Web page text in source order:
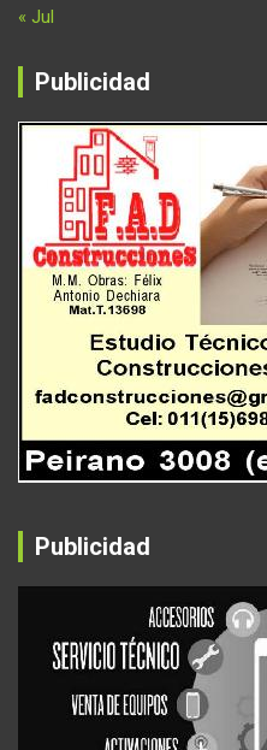
« Jul
Publicidad
Publicidad